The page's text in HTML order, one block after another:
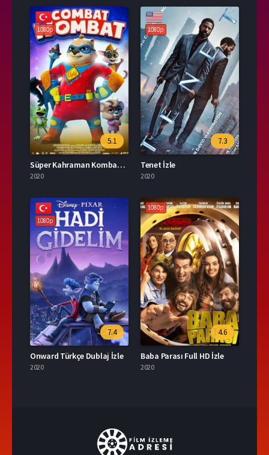
1080p
5.1
Süper Kahraman Kombat İzle
2020
1080p
7.3
Tenet İzle
2020
1080p
7.4
Onward Türkçe Dublaj İzle
2020
1080p
4.6
Baba Parası Full HD İzle
2020